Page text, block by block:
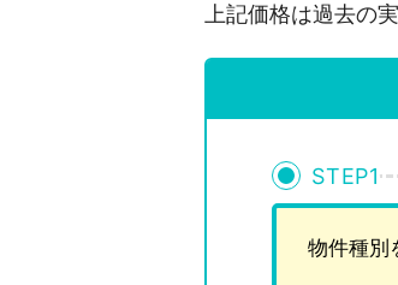
上記価格は過去の
STEP1